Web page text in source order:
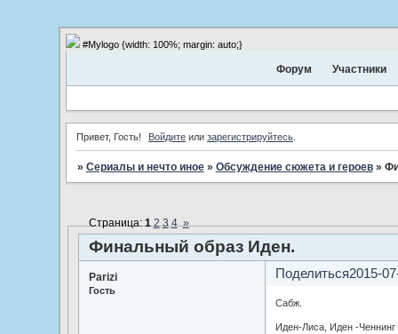
#Mylogo {width: 100%; margin: auto;}
Форум Участники
Привет, Гость! Войдите или зарегистрируйтесь
» Сериалы и нечто иное » Обсуждение сюжета и героев »
Финальный образ Иден.
Страница:1 2 3 4 »
Поделиться2015-
Parizi
Гость
Сабж.
Иден-Лиса, Иден -Ченнинг